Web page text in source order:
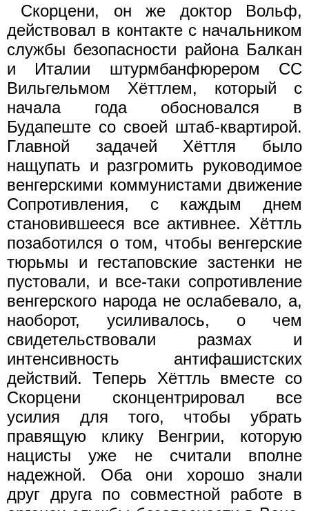
Скорцени, он же доктор Вольф,
действовал в контакте с начальником
службы безопасности района Балкан
и Италии штурмбанфюрером СС
Вильгельмом Хёттлем, который с
начала года обосновался в
Будапеште со своей штаб-квартирой.
Главной задачей Хёттля было
нащупать и разгромить руководимое
венгерскими коммунистами движение
Сопротивления, с каждым днем
становившееся все активнее. Хёттль
позаботился о том, чтобы венгерские
тюрьмы и гестаповские застенки не
пустовали, и все-таки сопротивление
венгерского народа не ослабевало, а,
наоборот, усиливалось, о чем
свидетельствовали размах и
интенсивность антифашистских
действий. Теперь Хёттль вместе со
Скорцени сконцентрировал все
усилия для того, чтобы убрать
правящую клику Венгрии, которую
нацисты уже не считали вполне
надежной. Оба они хорошо знали
друг друга по совместной работе в